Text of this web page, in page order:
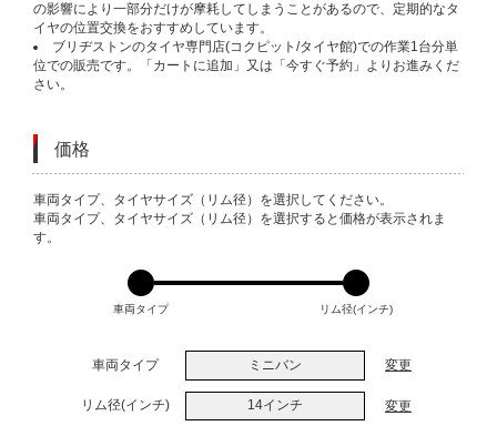
の影響により一部分だけが摩耗してしまうことがあるので、定期的なタ
イヤの位置交換をおすすめしています。
ブリヂストンのタイヤ専門店(コクピット/タイヤ館)での作業1台分単
位での販売です。「カートに追加」又は「今すぐ予約」よりお進みくだ
さい。
価格
VARIATIONS
車両タイプ、タイヤサイズ（リム径）を選択してください。
車両タイプ、タイヤサイズ（リム径）を選択すると価格が表示されま
す。
車両タイプ リム径(インチ)
車両タイプ ミニバン 変更
リム径(インチ) 14インチ 変更